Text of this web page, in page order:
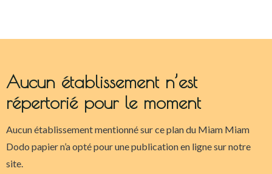
Aucun établissement n’est
répertorié pour le moment
Aucun établissement mentionné sur ce plan du Miam Miam
Dodo papier n’a opté pour une publication en ligne sur notre
site.